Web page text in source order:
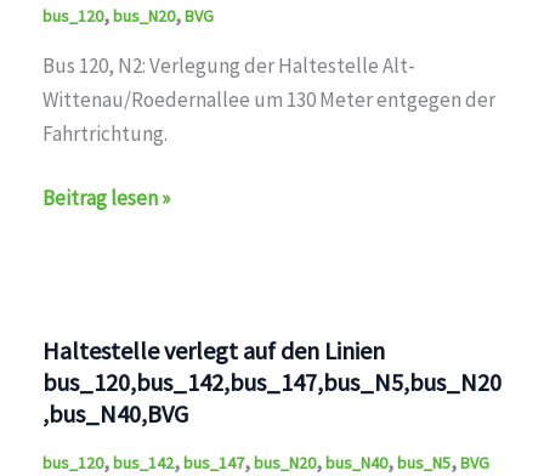
bus_120, bus_N20,BVG
Bus 120, N2: Verlegung der Haltestelle Alt-
Wittenau/Roedernallee um 130 Meter entgegen der
Fahrtrichtung.
Haltestelle
bus_120,bus_N20,BVG
Beitrag lesen »
Haltestelle verlegt auf den Linien
bus_120,bus_142,bus_147,bus_N5,bus_N20
,bus_N40,BVG
bus_120,bus_142,bus_147,bus_N20,bus_N40,bus_N5,BVG